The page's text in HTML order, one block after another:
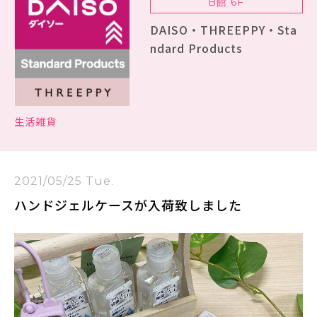
DAISO・THREEPPY・Sta
ndard Products
生活雑貨
2021/05/25 Tue.
ハンドジェルケースが入荷致しました